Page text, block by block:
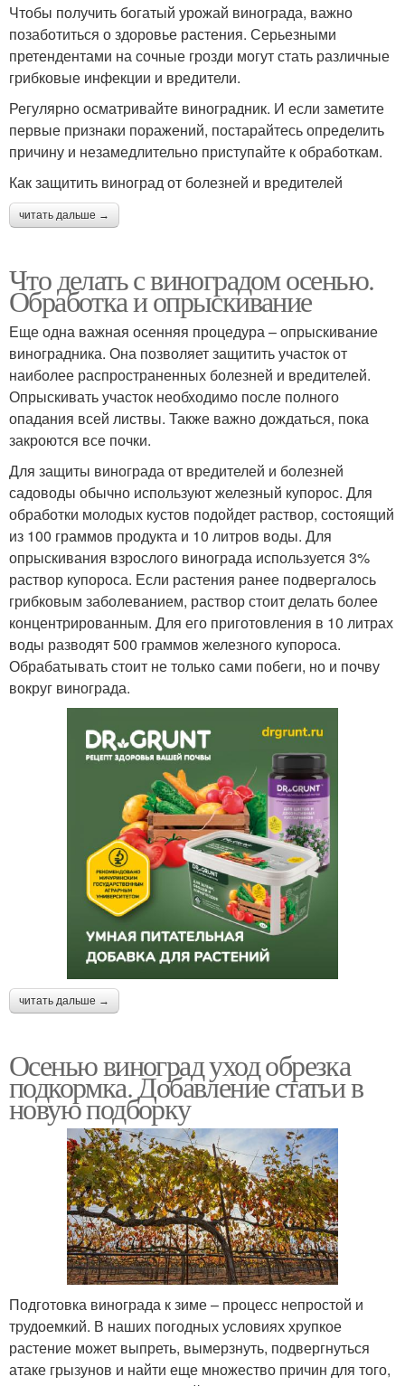
Чтобы получить богатый урожай винограда, важно
позаботиться о здоровье растения. Серьезными
претендентами на сочные грозди могут стать различные
грибковые инфекции и вредители.
Регулярно осматривайте виноградник. И если заметите
первые признаки поражений, постарайтесь определить
причину и незамедлительно приступайте к обработкам.
Как защитить виноград от болезней и вредителей
читать дальше →
Что делать с виноградом осенью.
Обработка и опрыскивание
Еще одна важная осенняя процедура – опрыскивание
виноградника. Она позволяет защитить участок от
наиболее распространенных болезней и вредителей.
Опрыскивать участок необходимо после полного
опадания всей листвы. Также важно дождаться, пока
закроются все почки.
Для защиты винограда от вредителей и болезней
садоводы обычно используют железный купорос. Для
обработки молодых кустов подойдет раствор, состоящий
из 100 граммов продукта и 10 литров воды. Для
опрыскивания взрослого винограда используется 3%
раствор купороса. Если растения ранее подвергалось
грибковым заболеванием, раствор стоит делать более
концентрированным. Для его приготовления в 10 литрах
воды разводят 500 граммов железного купороса.
Обрабатывать стоит не только сами побеги, но и почву
вокруг винограда.
читать дальше →
Осенью виноград уход обрезка
подкормка. Добавление статьи в
новую подборку
Подготовка винограда к зиме – процесс непростой и
трудоемкий. В наших погодных условиях хрупкое
растение может выпреть, вымерзнуть, подвергнуться
атаке грызунов и найти еще множество причин для того,